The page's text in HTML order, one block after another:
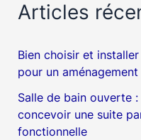
Articles
Bien choisir et
pour un
Salle de bain ouverte
concevoir une suite
fonctionnelle